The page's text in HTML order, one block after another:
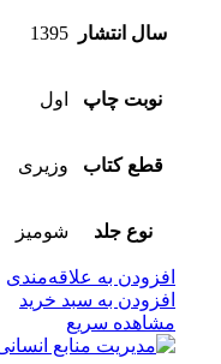
سال انتشار 1395
نوبت چاپ اول
قطع کتاب وزیری
نوع جلد شومیز
افزودن به علاقه‌مندی
افزودن به سبد خرید
مشاهده سریع